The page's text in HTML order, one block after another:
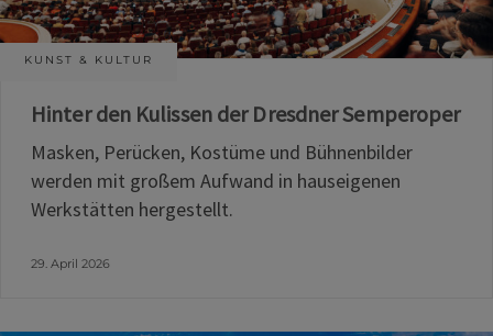
KUNST & KULTUR
Hinter den Kulissen der Dresdner Semperoper
Masken, Perücken, Kostüme und Bühnenbilder
werden mit großem Aufwand in hauseigenen
Werkstätten hergestellt.
29. April 2026